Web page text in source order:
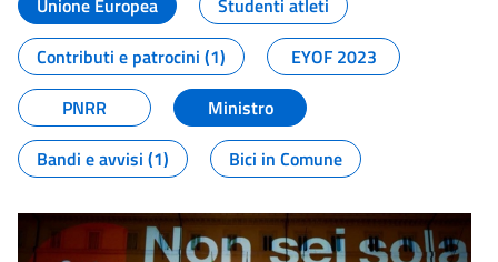
Unione Europea
Studenti atleti
Contributi e patrocini (1)
EYOF 2023
PNRR
Ministro
Bandi e avvisi (1)
Bici in Comune